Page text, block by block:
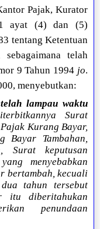
Pajak, Kurator
ayat (4) dan (5)
tentang Ketentuan
telah
9 Tahun 1994 jo.
menyebutkan:
lampau waktu
Surat
Kurang Bayar,
Bayar Tambahan,
Surat keputusan
menyebabkan
bertambah, kecuali
tahun tersebut
itu diberitahukan
penundaan